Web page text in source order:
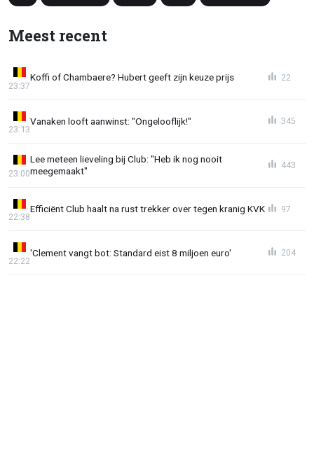
Meest recent
Koffi of Chambaere? Hubert geeft zijn keuze prijs
23:37
22
Vanaken looft aanwinst: "Ongelooflijk!"
23:13
345
Lee meteen lieveling bij Club: "Heb ik nog nooit
meegemaakt"
23:00
443
Efficiënt Club haalt na rust trekker over tegen kranig KVK
22:38
97
'Clement vangt bot: Standard eist 8 miljoen euro'
22:22
204